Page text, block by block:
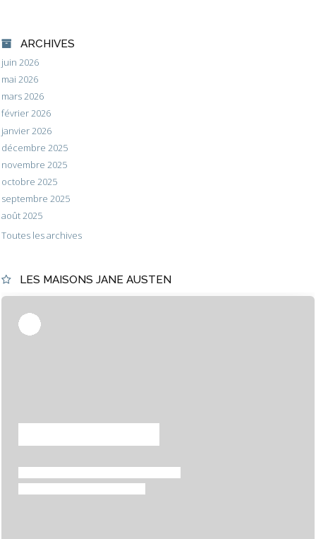
ARCHIVES
juin 2026
mai 2026
mars 2026
février 2026
janvier 2026
décembre 2025
novembre 2025
octobre 2025
septembre 2025
août 2025
Toutes les archives
LES MAISONS JANE AUSTEN